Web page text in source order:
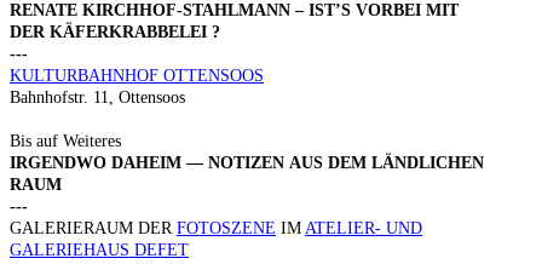
RENATE KIRCHHOF-STAHLMANN – IST’S VORBEI MIT
DER KÄFERKRABBELEI ?
---
KULTURBAHNHOF OTTENSOOS
Bahnhofstr. 11, Ottensoos
Bis auf Weiteres
IRGENDWO DAHEIM — NOTIZEN AUS DEM LÄNDLICHEN
RAUM
---
GALERIERAUM DER FOTOSZENE IM ATELIER- UND
GALERIEHAUS DEFET